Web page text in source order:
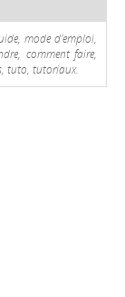
mode d'emploi,
comment faire,
tuto, tutoriaux.